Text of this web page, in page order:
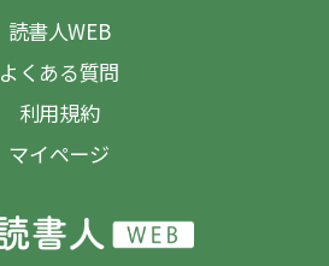
読書人WEB
よくある質問
利用規約
マイページ